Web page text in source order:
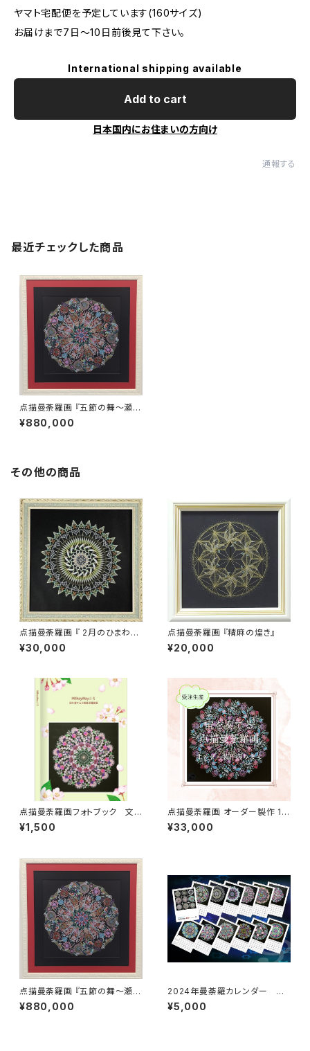
ヤマト宅配便を予定しています(160サイズ)
お届けまで7日～10日前後見て下さい。
International shipping available
Add to cart
日本国内にお住まいの方向け
通報する
最近チェックした商品
点描曼荼羅画 『五節の舞～瀬織
津姫～』
¥880,000
その他の商品
点描曼荼羅画 『 2月のひまわり
』
¥30,000
点描曼荼羅画 『精麻の煌き』
¥20,000
点描曼荼羅画フォトブック 文
庫本サイズ
¥1,500
点描曼荼羅画 オーダー製作 15
㎝×15㎝
¥33,000
点描曼荼羅画 『五節の舞～瀬織
津姫～』
¥880,000
2024年曼荼羅カレンダー 壁
掛け1ケ月12枚(+表紙付き)タイ
プ
¥5,000